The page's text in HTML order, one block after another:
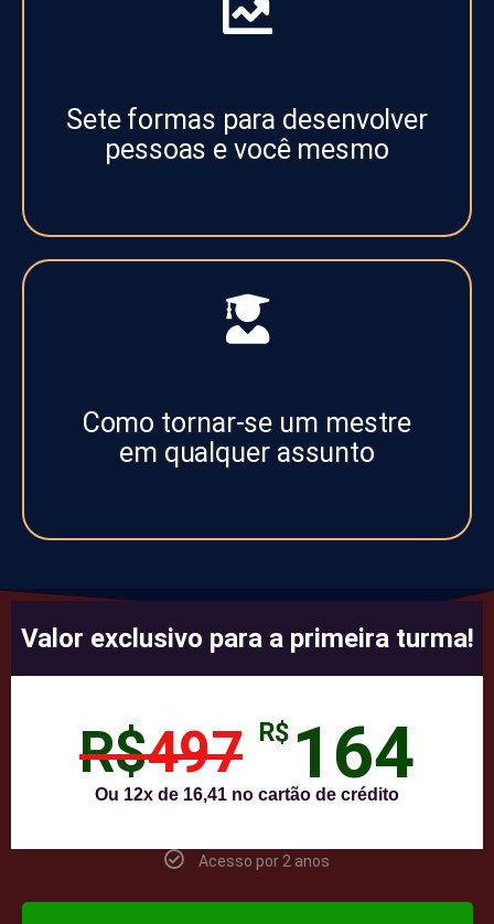
Sete formas para desenvolver
pessoas e você mesmo
Como tornar-se um mestre
em qualquer assunto
Valor exclusivo para a primeira turma!
R$497 R$ 164
Ou 12x de 16,41 no cartão de crédito
Acesso por 2 anos